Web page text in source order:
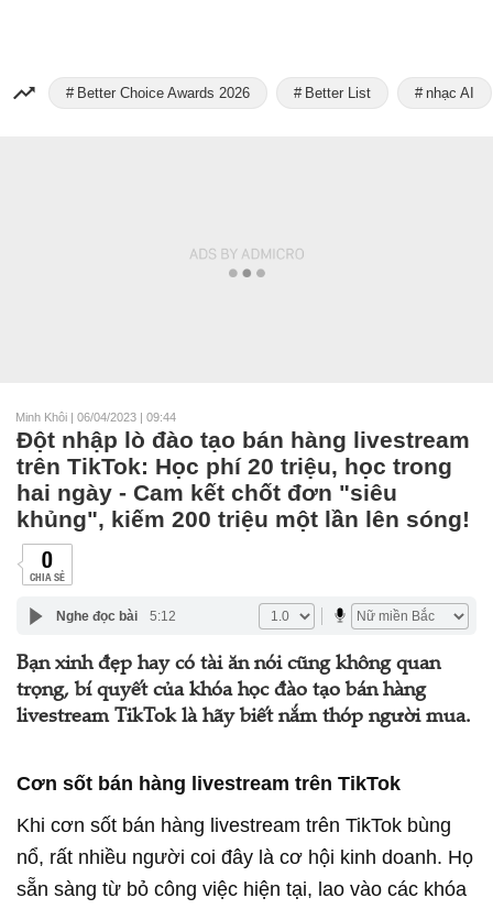
Better Choice Awards 2026 Better List nhạc AI
Minh Khôi | 06/04/2023 | 09:44
Đột nhập lò đào tạo bán hàng livestream
trên TikTok: Học phí 20 triệu, học trong
hai ngày - Cam kết chốt đơn "siêu
khủng", kiếm 200 triệu một lần lên sóng!
0
CHIA SẺ
Nghe đọc bài 5:12
Bạn xinh đẹp hay có tài ăn nói cũng không quan
trọng, bí quyết của khóa học đào tạo bán hàng
livestream TikTok là hãy biết nắm thóp người mua.
Cơn sốt bán hàng livestream trên TikTok
Khi cơn sốt bán hàng livestream trên TikTok bùng
nổ, rất nhiều người coi đây là cơ hội kinh doanh. Họ
sẵn sàng từ bỏ công việc hiện tại, lao vào các khóa